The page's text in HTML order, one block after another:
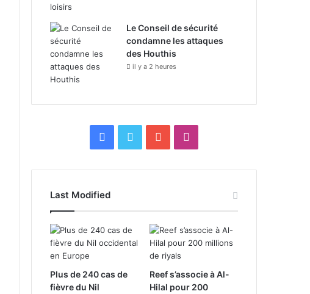
Le Conseil de sécurité
condamne les attaques
des Houthis
il y a 2 heures
e
b
T
u
b
e
t
a
r
Last Modified
Plus de 240 cas de
fièvre du Nil
Reef s’associe à Al-
Hilal pour 200